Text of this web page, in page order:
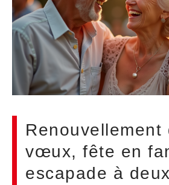
Renouvellement
vœux, fête en
escapade à